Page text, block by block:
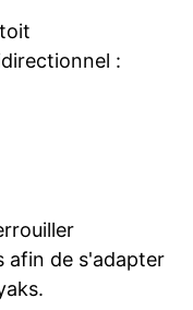
:
afin de s'adapter